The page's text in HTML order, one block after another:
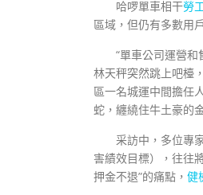
哈啰單車相干勞
區域，但仍有多數用
“單車公司運營
林天秤突然跳上吧檯
區一名城運中間擔任
蛇，纏繞住牛土豪的
采訪中，多位專
害績效目標），往往
押金不退”的痛點， 健